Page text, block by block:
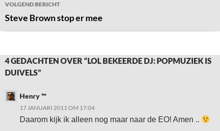
VOLGEND BERICHT
Steve Brown stop er mee
4 GEDACHTEN OVER “LOL BEKEERDE DJ: POPMUZIEK IS
DUIVELS”
Henry ™
17 JANUARI 2011 OM 17:04
Daarom kijk ik alleen nog maar naar de EO! Amen ..